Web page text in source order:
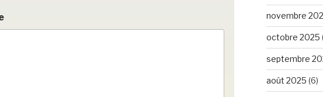
novembre
octobre 2025
septembre
août 2025 (6)